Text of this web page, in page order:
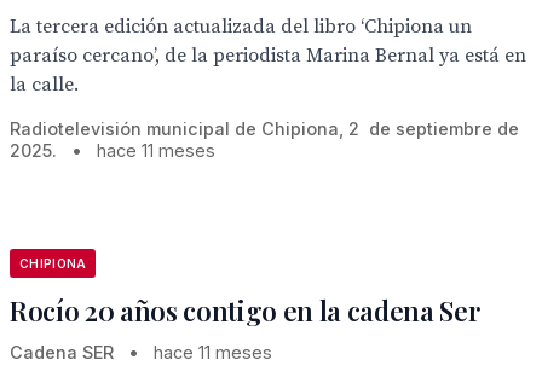
La tercera edición actualizada del libro ‘Chipiona un
paraíso cercano’, de la periodista Marina Bernal ya está en
la calle.
Radiotelevisión municipal de Chipiona, 2 de septiembre de
2025.
• hace 11 meses
CHIPIONA
Rocío 20 años contigo en la cadena Ser
Cadena SER • hace 11 meses